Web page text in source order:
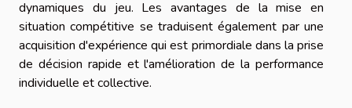
dynamiques du jeu. Les avantages de la mise en
situation compétitive se traduisent également par une
acquisition d'expérience qui est primordiale dans la prise
de décision rapide et l'amélioration de la performance
individuelle et collective.